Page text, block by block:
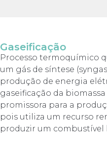
Gaseificação
Processo termoquímico
um gás de síntese
produção de energia
gaseificação da
promissora para a
pois utiliza um recurso
produzir um combustível